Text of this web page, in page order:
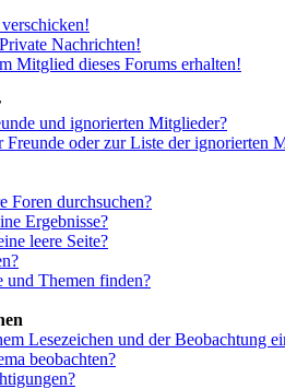
Nachrichten!
Mitglied dieses Forums erhalten!
und ignorierten Mitglieder?
oder zur Liste der ignorierten
Foren durchsuchen?
Ergebnisse?
leere Seite?
und Themen finden?
Lesezeichen und der Beobachtung
beobachten?